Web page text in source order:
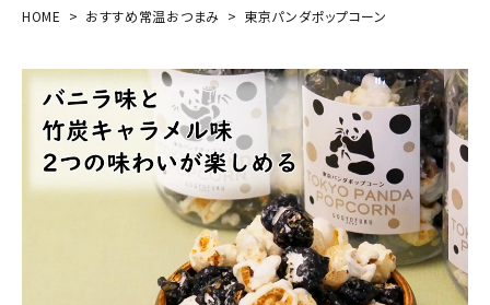
商品カテゴリー
お酒別オススメ
HOME おすすめ常温おつまみ 東京パンダポップコーン